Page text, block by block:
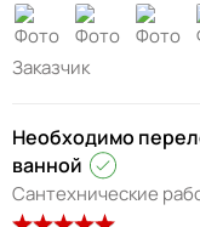
Заказчик
Необходимо
ванной
Сантехнические